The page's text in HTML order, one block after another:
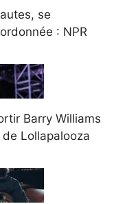
se
: NPR
Barry Williams
Lollapalooza